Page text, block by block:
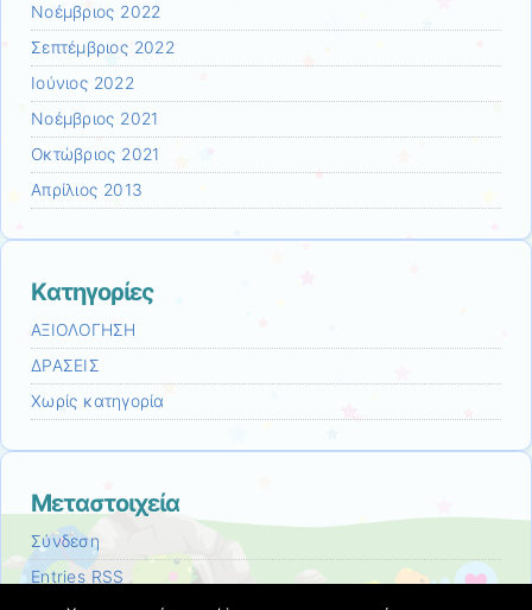
Νοέμβριος 2022
Σεπτέμβριος 2022
Ιούνιος 2022
Νοέμβριος 2021
Οκτώβριος 2021
Απρίλιος 2013
Kατηγορίες
ΑΞΙΟΛΟΓΗΣΗ
ΔΡΑΣΕΙΣ
Χωρίς κατηγορία
Μεταστοιχεία
Σύνδεση
Entries RSS